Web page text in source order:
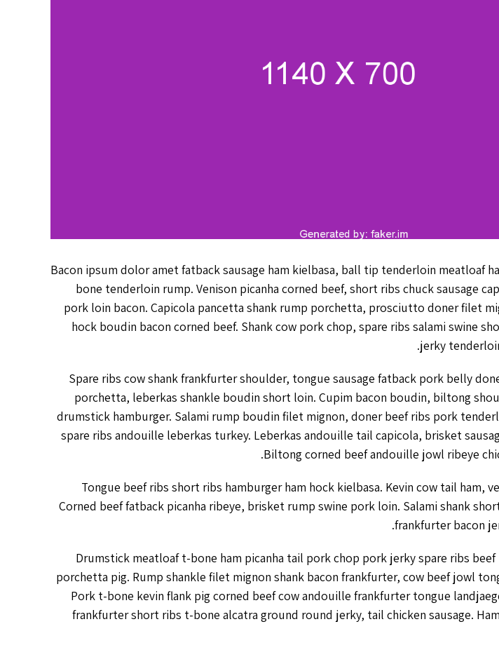
Bacon ipsum dolor amet fatback sausage ham kielbasa, ball tip tenderloin meatloaf
bone tenderloin rump. Venison picanha corned beef, short ribs chuck sausage
pork loin bacon. Capicola pancetta shank rump porchetta, prosciutto doner filet
hock boudin bacon corned beef. Shank cow pork chop, spare ribs salami swine
jerky
Spare ribs cow shank frankfurter shoulder, tongue sausage fatback pork belly
porchetta, leberkas shankle boudin short loin. Cupim bacon boudin, biltong
drumstick hamburger. Salami rump boudin filet mignon, doner beef ribs pork
spare ribs andouille leberkas turkey. Leberkas andouille tail capicola, brisket
Biltong corned beef andouille jowl ribeye
Tongue beef ribs short ribs hamburger ham hock kielbasa. Kevin cow tail ham,
Corned beef fatback picanha ribeye, brisket rump swine pork loin. Salami shank
frankfurter bacon
Drumstick meatloaf t-bone ham picanha tail pork chop pork jerky spare ribs
porchetta pig. Rump shankle filet mignon shank bacon frankfurter, cow beef jowl
Pork t-bone kevin flank pig corned beef cow andouille frankfurter tongue
frankfurter short ribs t-bone alcatra ground round jerky, tail chicken sausage.